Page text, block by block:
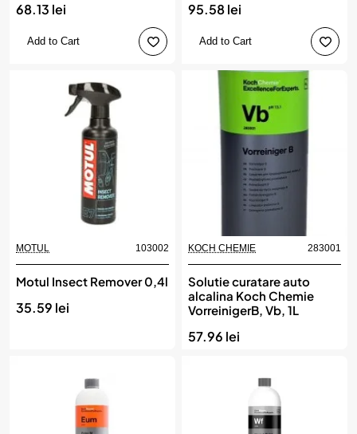
68.13 lei
Add to Cart
95.58 lei
Add to Cart
MOTUL 103002
Motul Insect Remover 0,4l
35.59 lei
KOCH CHEMIE 283001
Solutie curatare auto
alcalina Koch Chemie
VorreinigerB, Vb, 1L
57.96 lei